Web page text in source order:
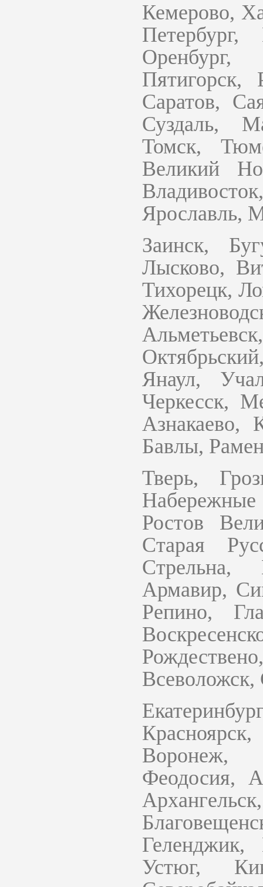
Кемерово,
Оренбург,
Пятигорск,
Саратов,
Суздаль,
Томск,
Великий
Ярославль,
Заинск,
Лысково,
Тихорецк,
Янаул,
Черкесск,
Азнакаево,
Бавлы,
Тверь,
Ростов
Старая
Армавир,
Репино,
Всеволожск,
Воронеж,
Феодосия,
Геленджик,
Устюг,